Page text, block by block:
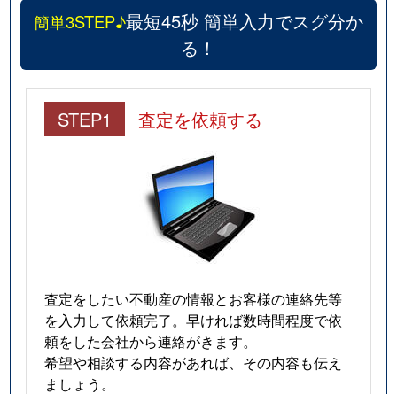
簡単3STEP♪最短45秒 簡単入力でスグ分か
る！
STEP1 査定を依頼する
査定をしたい不動産の情報とお客様の連絡先等
を入力して依頼完了。早ければ数時間程度で依
頼をした会社から連絡がきます。
希望や相談する内容があれば、その内容も伝え
ましょう。